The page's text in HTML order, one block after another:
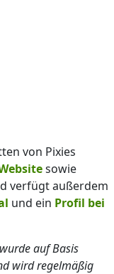
von Pixies
sowie
verfügt außerdem
und ein Profil bei
auf Basis
wird regelmäßig